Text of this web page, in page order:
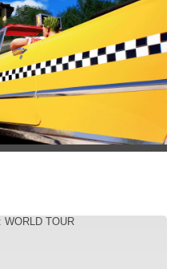
WORLD TOUR